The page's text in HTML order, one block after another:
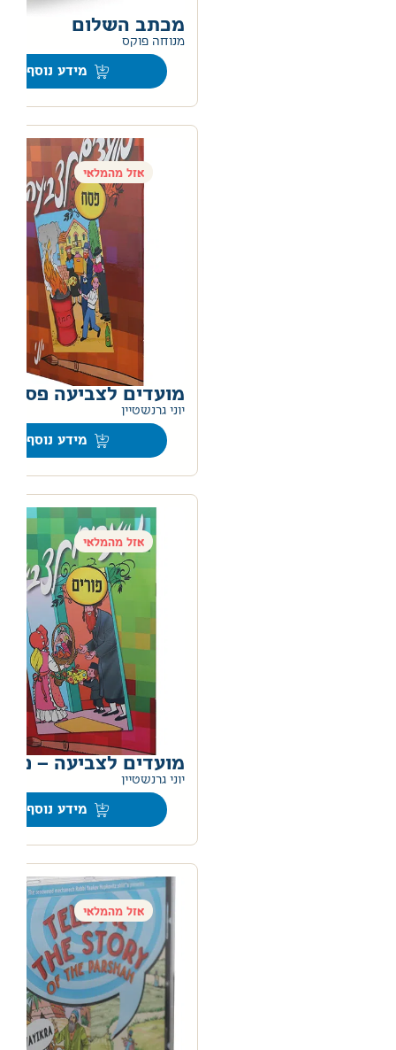
מכתב השלום
מנוחה פוקס
מידע נוסף
אזל מהמלאי
מועדים לצביעה פסח
יוני גרנשטיין
מידע נוסף
אזל מהמלאי
מועדים לצביעה –
יוני גרנשטיין
מידע נוסף
אזל מהמלאי